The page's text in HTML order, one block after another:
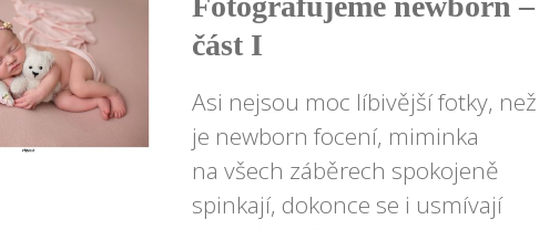
část I
Asi nejsou moc líbivější fotky, než
je newborn focení, miminka
na všech záběrech spokojeně
spinkají, dokonce se i usmívají